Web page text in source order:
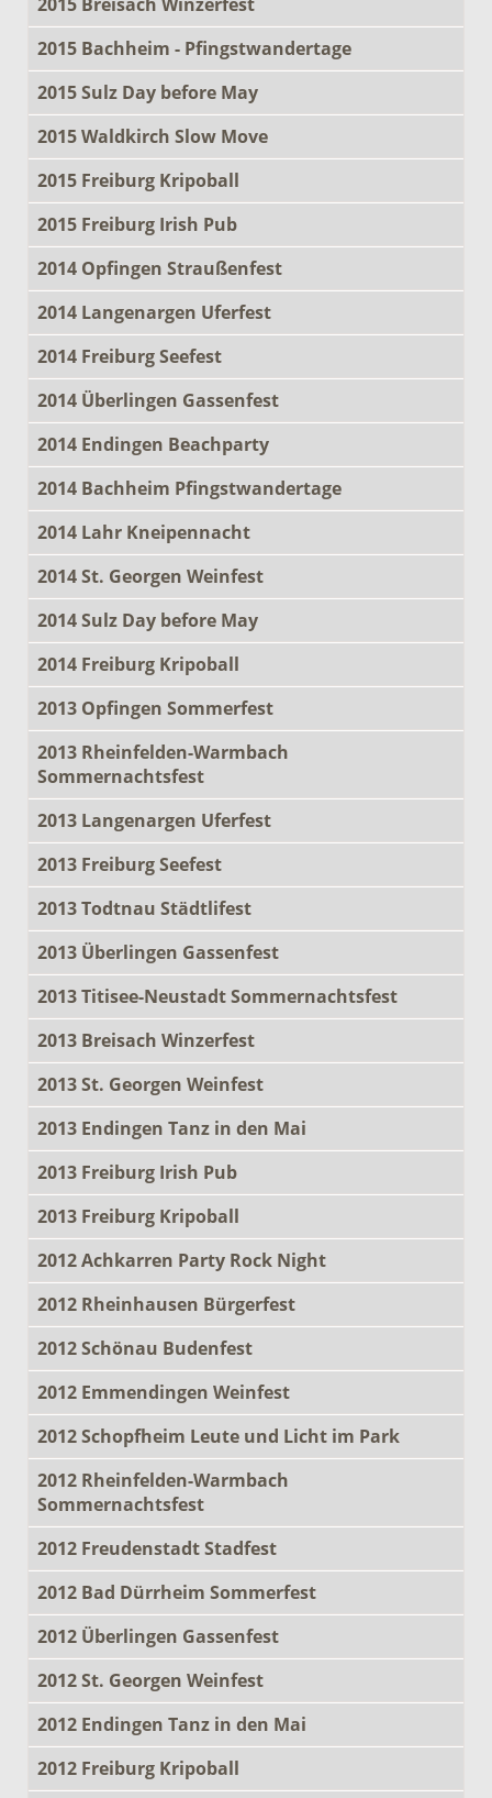
2015 Bachheim - Pfingstwandertage
2015 Sulz Day before May
2015 Waldkirch Slow Move
2015 Freiburg Kripoball
2015 Freiburg Irish Pub
2014 Opfingen Straußenfest
2014 Langenargen Uferfest
2014 Freiburg Seefest
2014 Überlingen Gassenfest
2014 Endingen Beachparty
2014 Bachheim Pfingstwandertage
2014 Lahr Kneipennacht
2014 St. Georgen Weinfest
2014 Sulz Day before May
2014 Freiburg Kripoball
2013 Opfingen Sommerfest
2013 Rheinfelden-Warmbach
Sommernachtsfest
2013 Langenargen Uferfest
2013 Freiburg Seefest
2013 Todtnau Städtlifest
2013 Überlingen Gassenfest
2013 Titisee-Neustadt Sommernachtsfest
2013 Breisach Winzerfest
2013 St. Georgen Weinfest
2013 Endingen Tanz in den Mai
2013 Freiburg Irish Pub
2013 Freiburg Kripoball
2012 Achkarren Party Rock Night
2012 Rheinhausen Bürgerfest
2012 Schönau Budenfest
2012 Emmendingen Weinfest
2012 Schopfheim Leute und Licht im Park
2012 Rheinfelden-Warmbach
Sommernachtsfest
2012 Freudenstadt Stadfest
2012 Bad Dürrheim Sommerfest
2012 Überlingen Gassenfest
2012 St. Georgen Weinfest
2012 Endingen Tanz in den Mai
2012 Freiburg Kripoball